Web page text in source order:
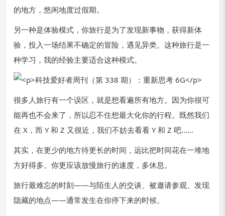
的地方，悠闲地度过假期。
另一种是体验模式，你旅行是为了发现新事物，获得新体
验，投入一场结果不确定的冒险，遇见异类。这种旅行是一
种学习，我的经验主要适合这种模式。
很多人旅行有一个误区，就是想看遍所有地方。因为你很可
能再也不会来了，所以忍不住想最大化你的行程。既然我们
在 X，而 Y 和 Z 又很近，我们不妨去看看 Y 和 Z 吧……
其实，在更少的地方待更长的时间，远比把时间花在一堆地
方好得多。你更应该放慢旅行的速度，多休息。
旅行最难忘的时刻——与陌生人的交谈、被邀请参观、发现
隐藏的地点——通常发生在你停下来的时候。